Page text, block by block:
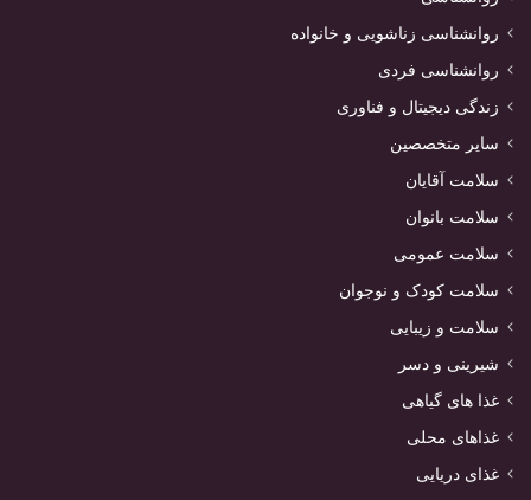
روانشناسی زناشویی و خانواده
روانشناسی فردی
زندگی دیجیتال و فناوری
سایر متخصصین
سلامت آقایان
سلامت بانوان
سلامت عمومی
سلامت کودک و نوجوان
سلامت و زیبایی
شیرینی و دسر
غذا های گیاهی
غذاهای محلی
غذای دریایی